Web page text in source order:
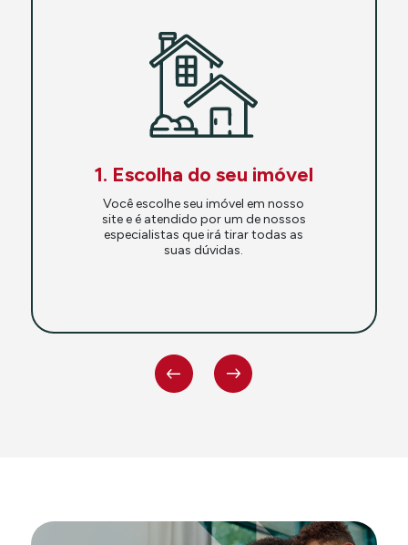
1. Escolha do seu imóvel
Você escolhe seu imóvel em nosso
site e é atendido por um de nossos
especialistas que irá tirar todas as
suas dúvidas.